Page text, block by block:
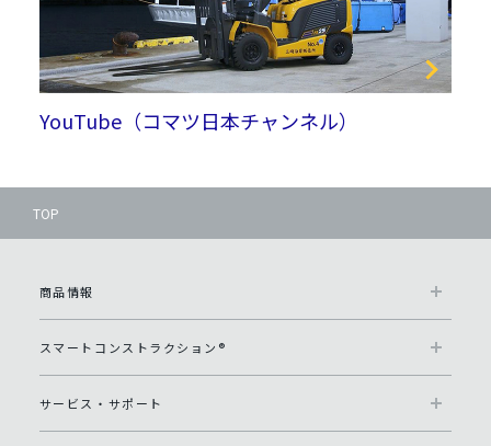
YouTube（コマツ日本チャンネル）
TOP
商品情報
スマートコンストラクション®
サービス・サポート